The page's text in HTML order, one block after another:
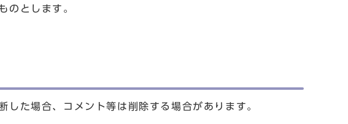
のとします。
た場合、コメント等は削除する場合があります。